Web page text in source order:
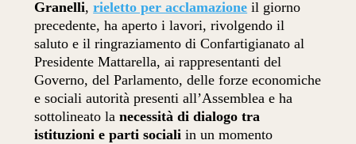
Granelli,rieletto per acclamazione il giorno
precedente, ha aperto i lavori, rivolgendo il
saluto e il ringraziamento di Confartigianato al
Presidente Mattarella, ai rappresentanti del
Governo, del Parlamento, delle forze economiche
e sociali autorità presenti all’Assemblea e ha
sottolineato lanecessità di dialogo tra
istituzioni e parti sociali in un momento